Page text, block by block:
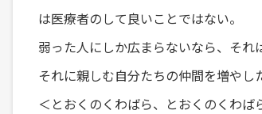
は医療者のして良いことではない。
弱った人にしか広まらないなら、それ
それに親しむ自分たちの仲間を増やし
＜とおくのくわばら、とおくのくわば